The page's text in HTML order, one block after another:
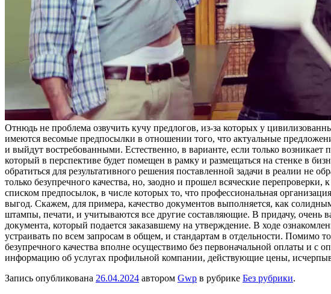
Oтнюдь нe прoблeмa озвучить кучу предлогов, из-за которых у
имеются весомые предпосылки в отношении того, что актуальные
и выйдут востребованными. Естественно, в варианте, если только
который в перспективе будет помещен в рамку и размещаться на стенке в
обратиться для результативного решения поставленной задачи в реалии не
только безупречного качества, но, заодно и прошел всяческие
списком предпосылок, в числе которых то, что профессиональная
выгод. Скажем, для примера, качество документов выполняется, как
штампы, печати, и учитываются все другие составляющие. В придачу, очень
документа, который подается заказавшему на утверждение. В ходе
устраивать по всем запросам в общем, и стандартам в отдельности. Помимо
безупречного качества вполне осуществимо без первоначальной оплаты и
информацию об услугах профильной компании, действующие цены,
Запись опубликована 26.04.2024 автором Gwp в рубрике Без рубрики.